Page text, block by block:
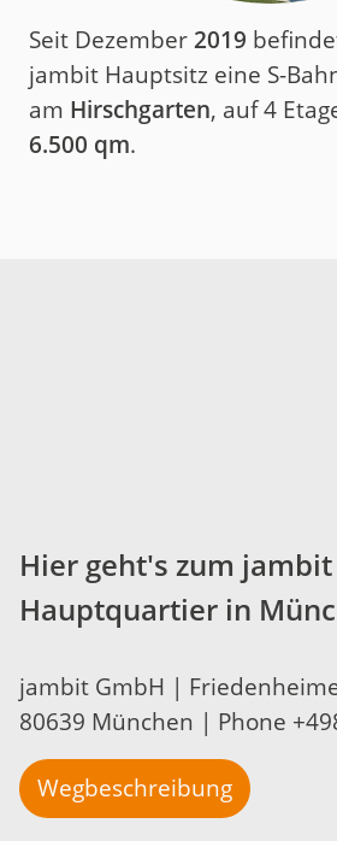
Seit Dezember2019
jambit Hauptsitz eine S-
am Hirschgarten, auf 4
6.500 qm.
Hier geht's zum jambit
Hauptquartier in
jambit GmbH |
80639 München | Phone
Wegbeschreibung